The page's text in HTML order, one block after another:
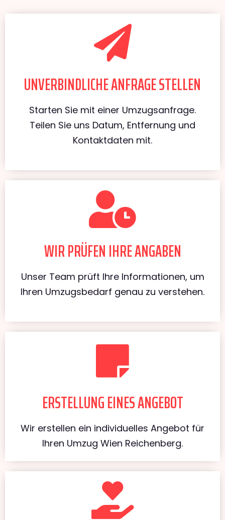
UNVERBINDLICHE ANFRAGE STELLEN
Starten Sie mit einer Umzugsanfrage.
Teilen Sie uns Datum, Entfernung und
Kontaktdaten mit.
WIR PRÜFEN IHRE ANGABEN
Unser Team prüft Ihre Informationen, um
Ihren Umzugsbedarf genau zu verstehen.
ERSTELLUNG EINES ANGEBOT
Wir erstellen ein individuelles Angebot für
Ihren Umzug Wien Reichenberg.